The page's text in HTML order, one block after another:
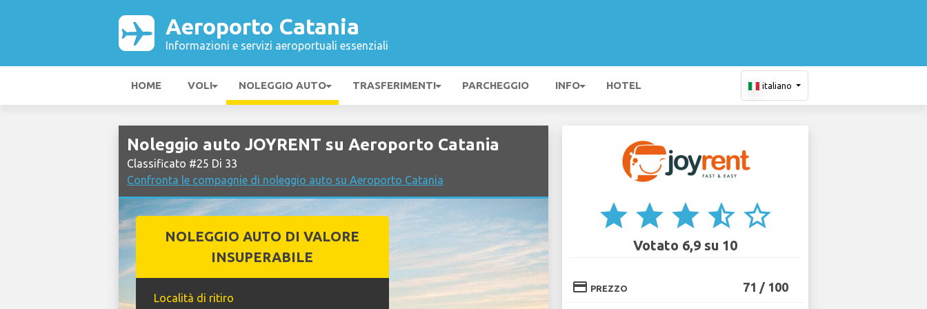
Aeroporto Catania
Informazioni e servizi aeroportuali essenziali
HOME VOLI NOLEGGIO AUTO TRASFERIMENTI PARCHEGGIO INFO HOTEL italiano
Noleggio auto JOYRENT su Aeroporto Catania
Classificato #25 Di 33
Confronta le compagnie di noleggio auto su Aeroporto Catania
NOLEGGIO AUTO DI VALORE
INSUPERABILE
Località di ritiro
star star star star_half star_border
Votato 6,9 su 10
credit_card PREZZO 71 / 100